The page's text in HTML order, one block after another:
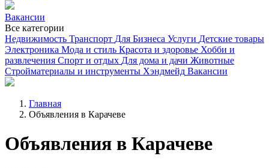
Вакансии
Все категории
Недвижимость Транспорт Для Бизнеса Услуги Детские товары
Электроника Мода и стиль Красота и здоровье Хобби и
развлечения Спорт и отдых Для дома и дачи Животные
Стройматериалы и инструменты Хэндмейд Вакансии
Главная
Объявления в Карачеве
Объявления в Карачеве